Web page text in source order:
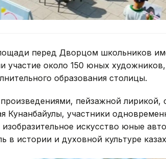
перед Дворцом школьников
участие около 150 юных
образования столицы.
пейзажной лирикой,
Кунанбайулы, участники
искусство юные
в истории и духовной культуре